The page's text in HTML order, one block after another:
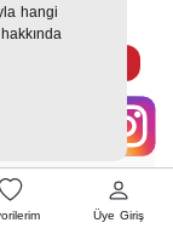
Üye Giriş
%12 =
hangi